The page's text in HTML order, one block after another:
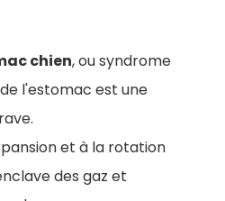
chien, ou syndrome
l'estomac est une
et à la rotation
des gaz et